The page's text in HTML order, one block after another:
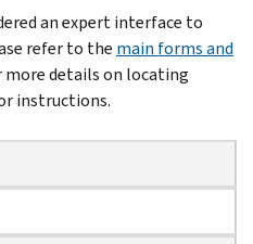
an expert interface to
refer to the main forms and
more details on locating
instructions.